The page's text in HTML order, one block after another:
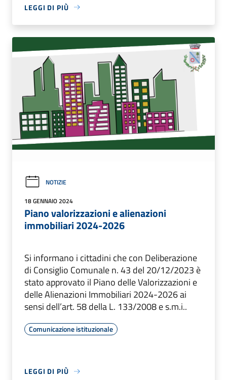
LEGGI DI PIÙ
NOTIZIE
18 GENNAIO 2024
Piano valorizzazioni e alienazioni
immobiliari 2024-2026
Si informano i cittadini che con Deliberazione
di Consiglio Comunale n. 43 del 20/12/2023 è
stato approvato il Piano delle Valorizzazioni e
delle Alienazioni Immobiliari 2024-2026 ai
sensi dell’art. 58 della L. 133/2008 e s.m.i..
Comunicazione istituzionale
LEGGI DI PIÙ